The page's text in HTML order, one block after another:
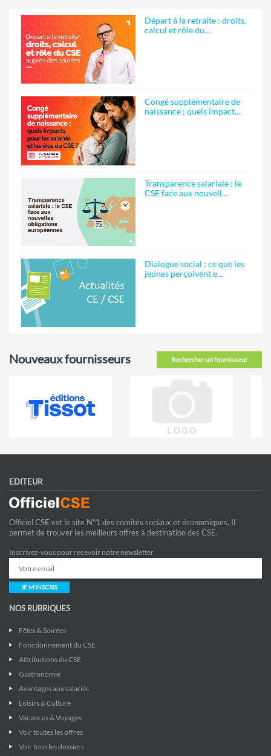
Départ à la retraite : droits,
calcul et rôle du…
Congé supplémentaire de
naissance : quels impact…
Transparence salariale : le
CSE face aux nouvell…
Dialogue social : ce que les
jeunes perçoivent e…
Rechercher un fournisseur
Nouveaux fournisseurs
EDITEUR
Officiel CSE est le site N°1 des comités sociaux et économiques. Il
permet de trouver les meilleurs offres à destination des CSE.
Inscrivez-vous pour recevoir notre newsletter
JE M'INSCRIS
NOS RUBRIQUES
Fêtes & Soirées
Fonctionnement du CSE
Attributions du CSE
Gastronomie
Avantages aux salariés
Loisirs & Culture
Vacances & Voyages
Voir toutes les offres
Voir tous les dossiers